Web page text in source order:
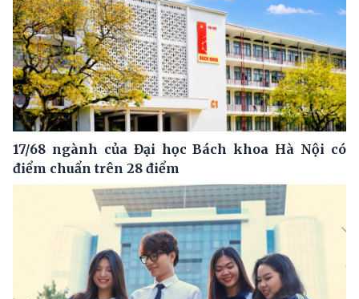
17/68 ngành của Đại học Bách khoa Hà Nội có
điểm chuẩn trên 28 điểm